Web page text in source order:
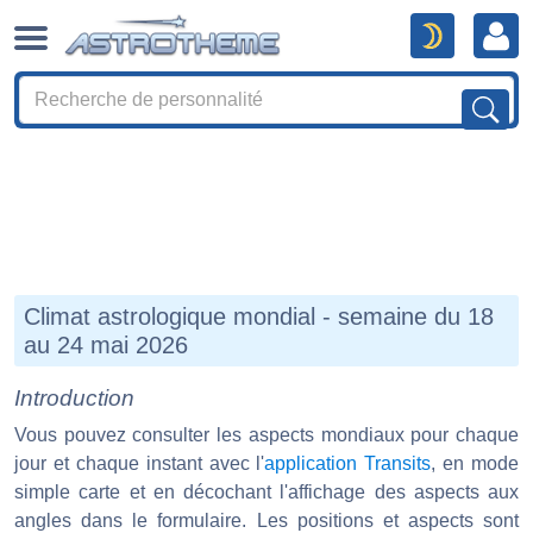
Climat astrologique mondial - semaine du 18
au 24 mai 2026
Introduction
Vous pouvez consulter les aspects mondiaux pour chaque
jour et chaque instant avec l'application Transits, en mode
simple carte et en décochant l'affichage des aspects aux
angles dans le formulaire. Les positions et aspects sont